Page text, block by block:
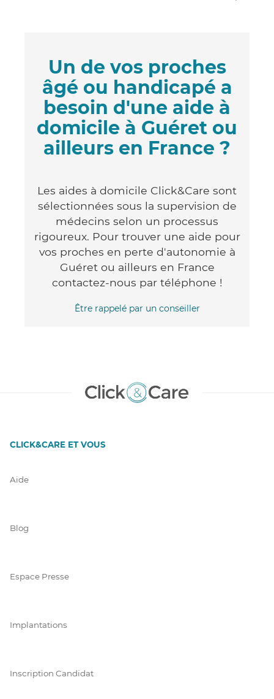
Un de vos proches
âgé ou handicapé a
besoin d'une aide à
domicile à Guéret ou
ailleurs en France ?
Les aides à domicile Click&Care sont
sélectionnées sous la supervision de
médecins selon un processus
rigoureux. Pour trouver une aide pour
vos proches en perte d'autonomie à
Guéret ou ailleurs en France
contactez-nous par téléphone !
Être rappelé par un conseiller
CLICK&CARE ET VOUS
Aide
Blog
Espace Presse
Implantations
Inscription Candidat